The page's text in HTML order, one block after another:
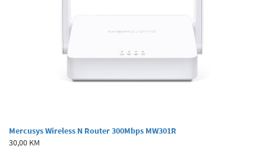
Mercusys Wireless N Router 300Mbps MW301R
30,00 KM